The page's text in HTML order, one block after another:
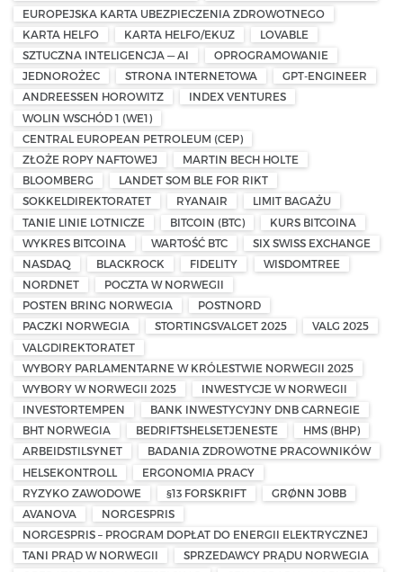
EUROPEJSKA KARTA UBEZPIECZENIA ZDROWOTNEGO
KARTA HELFO
KARTA HELFO/EKUZ
LOVABLE
SZTUCZNA INTELIGENCJA — AI
OPROGRAMOWANIE
JEDNOROŻEC
STRONA INTERNETOWA
GPT-ENGINEER
ANDREESSEN HOROWITZ
INDEX VENTURES
WOLIN WSCHÓD 1 (WE1)
CENTRAL EUROPEAN PETROLEUM (CEP)
ZŁOŻE ROPY NAFTOWEJ
MARTIN BECH HOLTE
BLOOMBERG
LANDET SOM BLE FOR RIKT
SOKKELDIREKTORATET
RYANAIR
LIMIT BAGAŻU
TANIE LINIE LOTNICZE
BITCOIN (BTC)
KURS BITCOINA
WYKRES BITCOINA
WARTOŚĆ BTC
SIX SWISS EXCHANGE
NASDAQ
BLACKROCK FIDELITY
WISDOMTREE
NORDNET
POCZTA W NORWEGII
POSTEN BRING NORWEGIA
POSTNORD
PACZKI NORWEGIA
STORTINGSVALGET 2025
VALG 2025
VALGDIREKTORATET
WYBORY PARLAMENTARNE W KRÓLESTWIE NORWEGII 2025
WYBORY W NORWEGII 2025
INWESTYCJE W NORWEGII
INVESTORTEMPEN
BANK INWESTYCYJNY DNB CARNEGIE
BHT NORWEGIA
BEDRIFTSHELSETJENESTE
HMS (BHP)
ARBEIDSTILSYNET
BADANIA ZDROWOTNE PRACOWNIKÓW
HELSEKONTROLL
ERGONOMIA PRACY
RYZYKO ZAWODOWE
§13 FORSKRIFT
GRØNN JOBB
AVANOVA
NORGESPRIS
NORGESPRIS – PROGRAM DOPŁAT DO ENERGII ELEKTRYCZNEJ
TANI PRĄD W NORWEGII
SPRZEDAWCY PRĄDU NORWEGIA